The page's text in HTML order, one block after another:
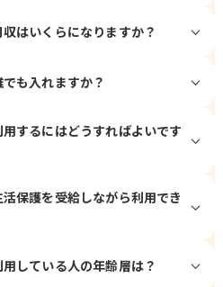
はいくらになりますか？
も入れますか？
するにはどうすればよいです
保護を受給しながら利用でき
している人の年齢層は？